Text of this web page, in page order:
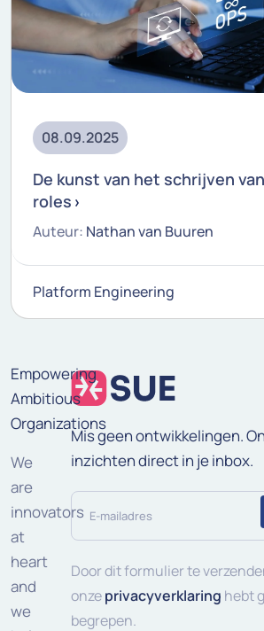
08.09.2025
De kunst van het schrijven
roles
Auteur: Nathan van Buuren
Platform Engineering
Empowering
Ambitious
Organizations
We
are
innovators
at
heart
and
we
Mis geen ontwikkelingen.
inzichten direct in je inbox.
E-
mailadres
(Vereist)
Door dit formulier te
onzeprivacyverklaring hebt
begrepen.